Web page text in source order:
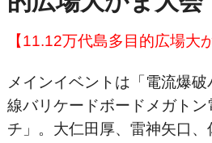
【11.12万代島多目的広場大
メインイベントは「電流爆
線バリケードボードメガトン
チ」。大仁田厚、雷神矢口